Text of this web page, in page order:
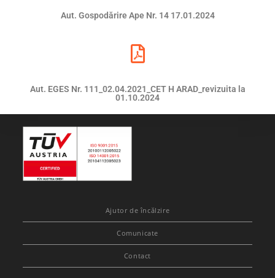
Aut. Gospodărire Ape Nr. 14 17.01.2024
Aut. EGES Nr. 111_02.04.2021_CET H ARAD_revizuita la
01.10.2024
Ajutor de încălzire
Comunicate
Contact